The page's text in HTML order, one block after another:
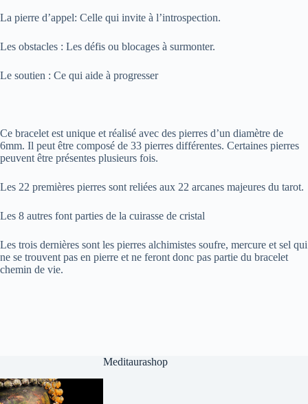
La pierre d’appel: Celle qui invite à l’introspection.
Les obstacles : Les défis ou blocages à surmonter.
Le soutien : Ce qui aide à progresser
Ce bracelet est unique et réalisé avec des pierres d’un diamètre de
6mm. Il peut être composé de 33 pierres différentes. Certaines pierres
peuvent être présentes plusieurs fois.
Les 22 premières pierres sont reliées aux 22 arcanes majeures du tarot.
Les 8 autres font parties de la cuirasse de cristal
Les trois dernières sont les pierres alchimistes soufre, mercure et sel qui
ne se trouvent pas en pierre et ne feront donc pas partie du bracelet
chemin de vie.
Meditaurashop